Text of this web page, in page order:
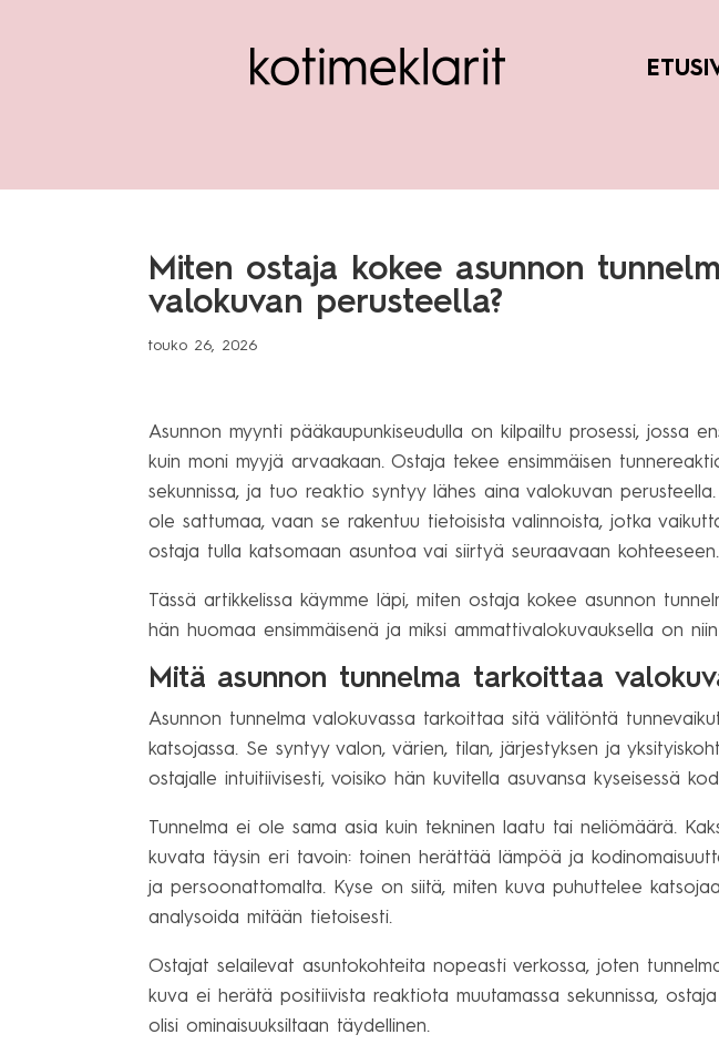
Miten ostaja kokee asunnon
valokuvan perusteella?
touko 26, 2026
Asunnon myynti pääkaupunkiseudulla on kilpailtu prosessi, jossa
kuin moni myyjä arvaakaan. Ostaja tekee ensimmäisen
sekunnissa, ja tuo reaktio syntyy lähes aina valokuvan
ole sattumaa, vaan se rakentuu tietoisista valinnoista, jotka
ostaja tulla katsomaan asuntoa vai siirtyä seuraavaan kohteeseen.
Tässä artikkelissa käymme läpi, miten ostaja kokee asunnon
hän huomaa ensimmäisenä ja miksi ammattivalokuvauksella on
Mitä asunnon tunnelma tarkoittaa
Asunnon tunnelma valokuvassa tarkoittaa sitä välitöntä
katsojassa. Se syntyy valon, värien, tilan, järjestyksen ja
ostajalle intuitiivisesti, voisiko hän kuvitella asuvansa kyseisessä
Tunnelma ei ole sama asia kuin tekninen laatu tai neliömäärä.
kuvata täysin eri tavoin: toinen herättää lämpöä ja
ja persoonattomalta. Kyse on siitä, miten kuva puhuttelee
analysoida mitään tietoisesti.
Ostajat selailevat asuntokohteita nopeasti verkossa, joten
kuva ei herätä positiivista reaktiota muutamassa sekunnissa,
olisi ominaisuuksiltaan täydellinen.